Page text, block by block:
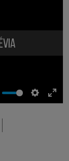
Settings